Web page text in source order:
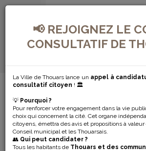
📢 REJOIGNEZ LE
CONSULTATIF DE
La Ville de Thouars lance un appel à
consultatif citoyen ! 🏛️
💡 Pourquoi ?
Pour renforcer votre engagement dans la vie
choix qui concernent la cité. Cet organe
citoyens, émettra des avis et propositions à
Conseil municipal et les Thouarsais.
👥 Qui peut candidater ?
Tous les habitants de Thouars et des
MENU DE
TARIFS ET
INSCRIPTION